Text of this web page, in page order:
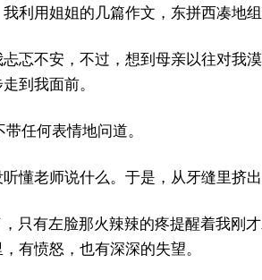
利用姐姐的几篇作文，东拼西凑地组
忑不安，不过，想到母亲以往对我
到我面前。
任何表情地问道。
懂老师说什么。于是，从牙缝里挤
只有左脸那火辣辣的疼提醒着我刚
有愤怒，也有深深的失望。